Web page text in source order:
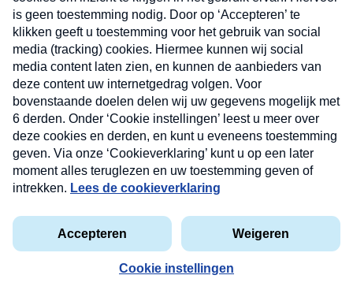
Privacyverklaring
Cookieverklaring
Kwetsbaarheid melden
Copyright © 2026 MAX Vandaag - Omroep MAX
Nieuwsbrief
Neem hier een gratis abonnement op onze
nieuwsbrief. Elke vrijdag- en dinsdagochtend in uw